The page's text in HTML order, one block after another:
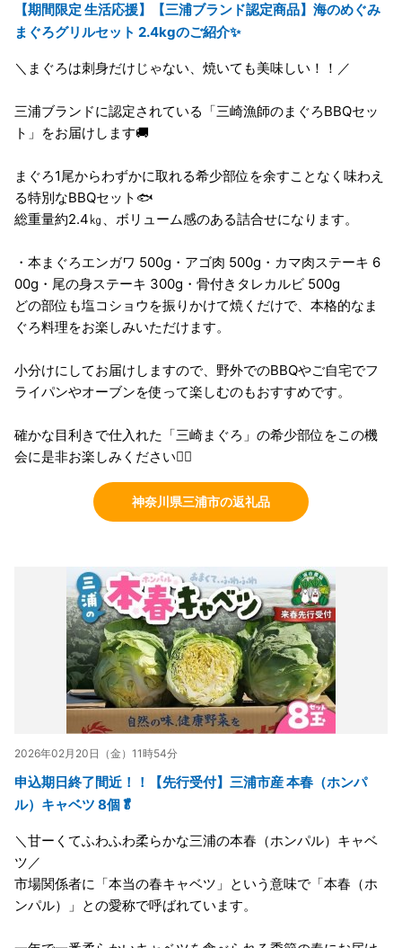
【期間限定 生活応援】【三浦ブランド認定商品】海のめぐみ
まぐろグリルセット 2.4kgのご紹介✨
＼まぐろは刺身だけじゃない、焼いても美味しい！！／
三浦ブランドに認定されている「三崎漁師のまぐろBBQセッ
ト」をお届けします🚚
まぐろ1尾からわずかに取れる希少部位を余すことなく味わえ
る特別なBBQセット🐟
総重量約2.4㎏、ボリューム感のある詰合せになります。
・本まぐろエンガワ 500g・アゴ肉 500g・カマ肉ステーキ 6
00g・尾の身ステーキ 300g・骨付きタレカルビ 500g
どの部位も塩コショウを振りかけて焼くだけで、本格的なま
ぐろ料理をお楽しみいただけます。
小分けにしてお届けしますので、野外でのBBQやご自宅でフ
ライパンやオーブンを使って楽しむのもおすすめです。
確かな目利きで仕入れた「三崎まぐろ」の希少部位をこの機
会に是非お楽しみください💁‍♀️
神奈川県三浦市の返礼品
2026年02月20日（金）11時54分
申込期日終了間近！！【先行受付】三浦市産 本春（ホンパ
ル）キャベツ 8個🥬
＼甘ーくてふわふわ柔らかな三浦の本春（ホンパル）キャベ
ツ／
市場関係者に「本当の春キャベツ」という意味で「本春（ホ
ンパル）」との愛称で呼ばれています。